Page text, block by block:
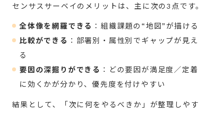
センサスサーベイのメリットは、主に次の3点です。
全体像を網羅できる ：組織課題の“地図”が描ける
比較ができる ：部署別・属性別でギャップが見え
る
要因の深掘りができる ：どの要因が満足度／定着
に効くかが分かり、優先度を付けやすい
結果として、「次に何をやるべきか」が整理しやす